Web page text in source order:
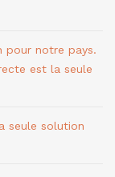
pour notre pays.
est la seule
seule solution